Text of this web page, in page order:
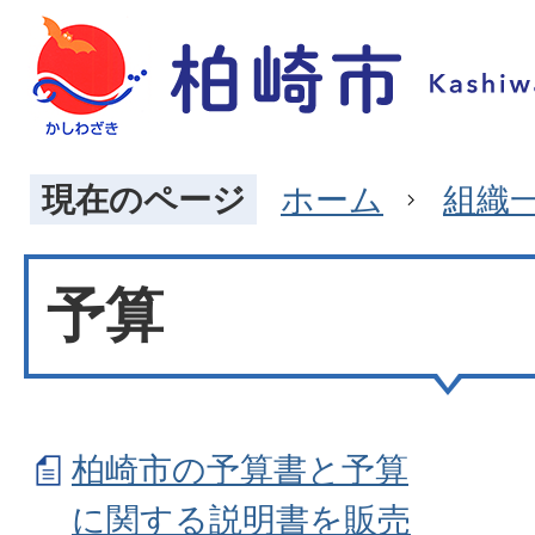
現在のページ ホーム 組織
予算
柏崎市の予算書と予算
に関する説明書を販売